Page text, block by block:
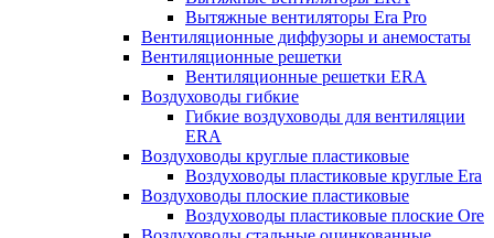
Вытяжные вентиляторы Era Pro
Вентиляционные диффузоры и анемостаты
Вентиляционные решетки
Вентиляционные решетки ERA
Воздуховоды гибкие
Гибкие воздуховоды для вентиляции
ERA
Воздуховоды круглые пластиковые
Воздуховоды пластиковые круглые Era
Воздуховоды плоские пластиковые
Воздуховоды пластиковые плоские Ore